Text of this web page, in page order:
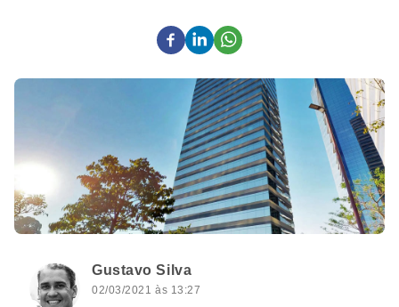
Gustavo Silva
02/03/2021 às 13:27